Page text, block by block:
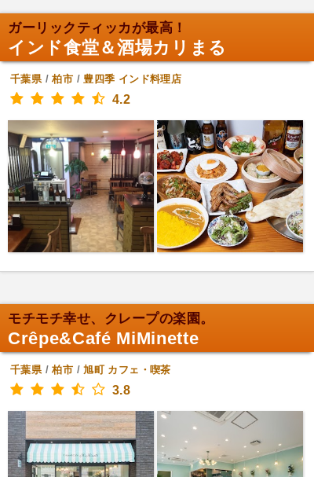
ガーリックティッカが最高！
インド食堂＆酒場カリまる
千葉県/柏市 /豊四季 インド料理店
4.2
モチモチ幸せ、クレープの楽園。
Crêpe&Café MiMinette
千葉県/柏市 /旭町 カフェ・喫茶
3.8